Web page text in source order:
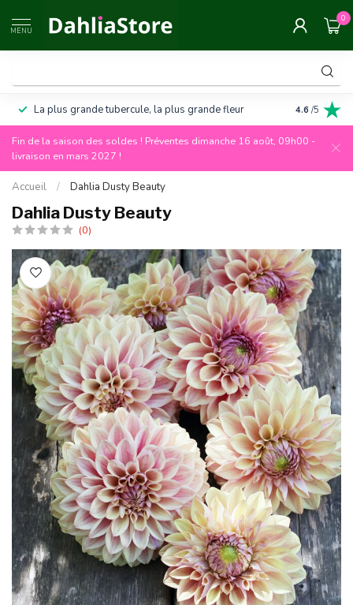
MENU
0
La plus grande tubercule, la plus grande fleur Garantie
4.6 /5
Fin de la saison des soldes ! Préventes dimanche 16 août, 09h00 -
livraison en mars 2027 !
Accueil / Dahlia Dusty Beauty
Dahlia Dusty Beauty
(0)